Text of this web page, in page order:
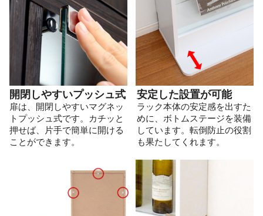
開閉しやすいプッシュ式
扉は、開閉しやすいマグネッ
トプッシュ式です。カチッと
押せば、片手で簡単に開ける
ことができます。
安定した設置が可能
ラック本体の安定感を出すた
めに、ボトムステージを装備
しています。転倒防止の役割
も果たしてくれます。